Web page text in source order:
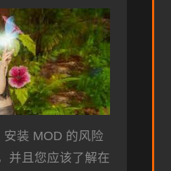
安装 MOD 的风险
并且您应该了解在